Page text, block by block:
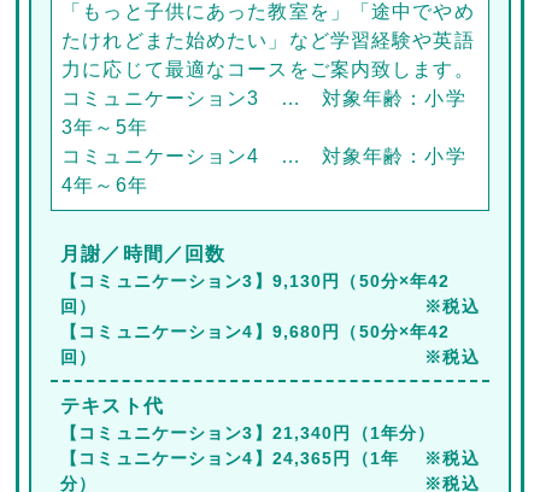
「もっと子供にあった教室を」「途中でやめ
たけれどまた始めたい」など学習経験や英語
力に応じて最適なコースをご案内致します。
コミュニケーション3 … 対象年齢：小学
3年～5年
コミュニケーション4 … 対象年齢：小学
4年～6年
月謝／時間／回数
【コミュニケーション3】9,130円（50分×年42
回）
※税込
【コミュニケーション4】9,680円（50分×年42
回）
※税込
テキスト代
【コミュニケーション3】21,340円（1年分）
※税込
【コミュニケーション4】24,365円（1年
分）
※税込